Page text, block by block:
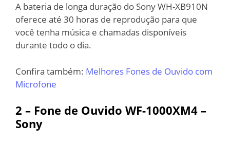
A bateria de longa duração do Sony WH-XB910N
oferece até 30 horas de reprodução para que
você tenha música e chamadas disponíveis
durante todo o dia.
Confira também: Melhores Fones de Ouvido com
Microfone
2 – Fone de Ouvido WF-1000XM4 –
Sony